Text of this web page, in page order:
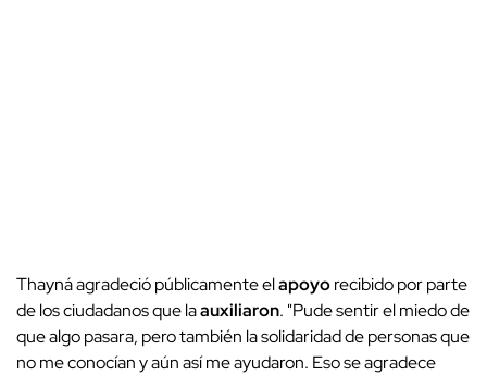
Thayná agradeció públicamente elapoyorecibido por parte
de los ciudadanos que laauxiliaron. "Pude sentir el miedo de
que algo pasara, pero también la solidaridad de personas que
no me conocían y aún así me ayudaron. Eso se agradece